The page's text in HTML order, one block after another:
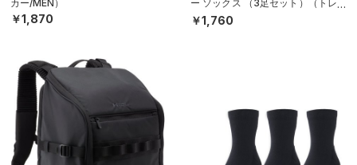
カー/MEN）
￥1,870
ー ソックス （3足セット）（トレー
ニング/UNISEX）
￥1,760